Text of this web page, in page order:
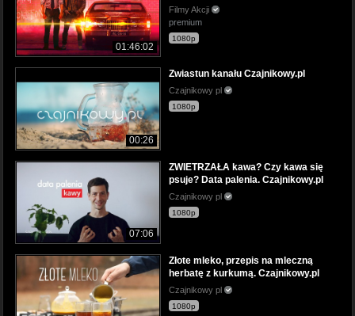
01:46:02
Filmy Akcji
premium
1080p
00:26
Zwiastun kanału Czajnikowy.pl
Czajnikowy pl
1080p
07:06
ZWIETRZAŁA kawa? Czy kawa się
psuje? Data palenia. Czajnikowy.pl
Czajnikowy pl
1080p
Złote mleko, przepis na mleczną
herbatę z kurkumą. Czajnikowy.pl
Czajnikowy pl
1080p